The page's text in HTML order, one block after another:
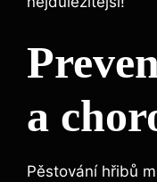
a
Pěstování hřibů